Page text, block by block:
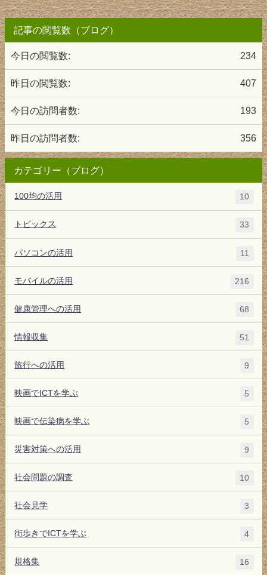
記事の閲覧数（ブログ）
234
今日の閲覧数:
407
昨日の閲覧数:
193
今日の訪問者数:
356
昨日の訪問者数:
カテゴリー（ブログ）
100均の活用 10
トピックス 33
パソコンの活用 11
モバイルの活用 216
健康管理への活用 68
情報収集 51
旅行への活用 9
映画でICTを学ぶ 5
映画で伝染病を学ぶ 5
災害対策への活用 9
社会問題の調査 10
社会見学 3
街歩きでICTを学ぶ 4
規格集 16